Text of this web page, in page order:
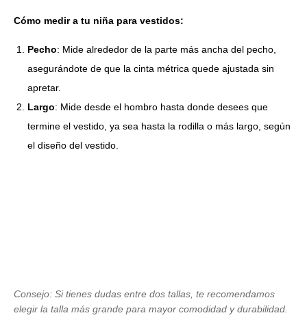
Cómo medir a tu niña para vestidos:
Pecho: Mide alrededor de la parte más ancha del pecho,
asegurándote de que la cinta métrica quede ajustada sin
apretar.
Largo: Mide desde el hombro hasta donde desees que
termine el vestido, ya sea hasta la rodilla o más largo, según
el diseño del vestido.
Consejo: Si tienes dudas entre dos tallas, te recomendamos
elegir la talla más grande para mayor comodidad y durabilidad.